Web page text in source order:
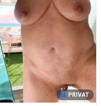
PRIVAT